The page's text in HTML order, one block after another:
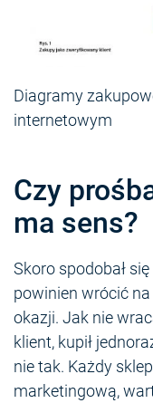
Diagramy
internetowym
Czy
ma sens?
Skoro spodobał
powinien wrócić
okazji. Jak nie
klient, kupił
nie tak. Każdy
marketingową,